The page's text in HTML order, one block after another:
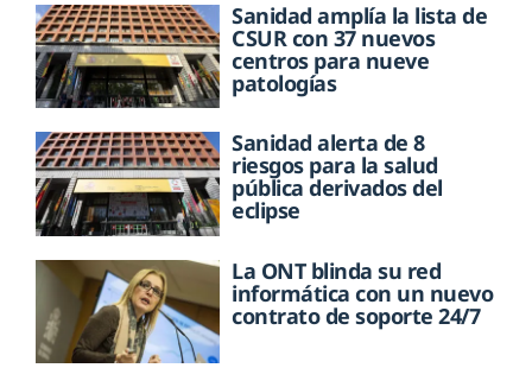
Sanidad amplía la lista de
CSUR con 37 nuevos
centros para nueve
patologías
Sanidad alerta de 8
riesgos para la salud
pública derivados del
eclipse
La ONT blinda su red
informática con un nuevo
contrato de soporte 24/7